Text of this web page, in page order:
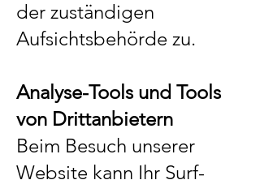
der zuständigen
Aufsichtsbehörde zu.
Analyse-Tools und Tools
von Drittanbietern
Beim Besuch unserer
Website kann Ihr Surf-